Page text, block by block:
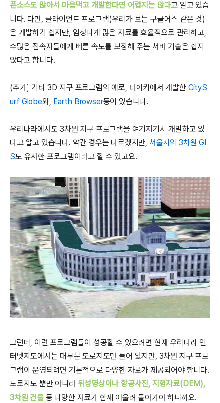
픈소스도 많아서 마음먹고 개발한다면 어렵지는 않다고 알고 있습
니다. 다만, 클라이언트 프로그램(우리가 보는 구글어스 같은 것)
은 개발하기 쉽지만, 엄청나게 많은 자료를 효율적으로 관리하고,
수많은 접속자들에게 빠른 속도를 보장해 주는 서버 기술은 쉽지
않다고 합니다.
(추가) 기타 3D 지구 프로그램의 예로, 터어키에서 개발한 CityS
urf Globe와, Earth Browser등이 있습니다.
우리나라에서도 3차원 지구 프로그램을 여기저기서 개발하고 있
다고 알고 있습니다. 약간 경우는 다르겠지만, 서울시의 3차원 GI
S도 유사한 프로그램이라고 할 수 있고요.
그런데, 이런 프로그램들이 성공할 수 있으려면 현재 우리나라 인
터넷지도에서는 대부분 도로지도만 들어 있지만, 3차원 지구 프로
그램이 운영되려면 기본적으로 다양한 자료가 제공되어야 합니다.
도로지도 뿐만 아니라 위성영상이나 항공사진, 지형자료(DEM),
3차원 건물 등 다양한 자료가 함께 어울려 돌아가야 하니까요.